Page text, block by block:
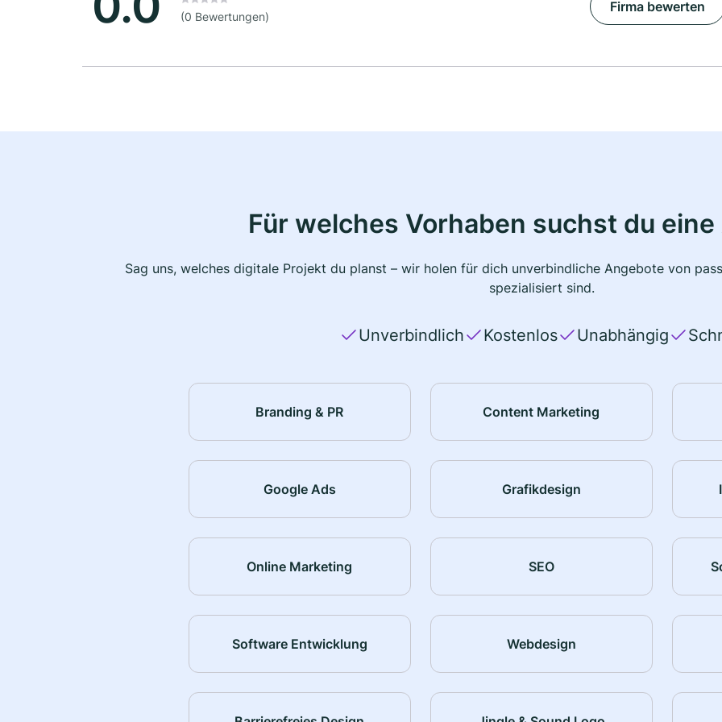
(0 Bewertungen)
Firma bewerten
Für welches Vorhaben suchst du
Sag uns, welches digitale Projekt du planst – wir holen für dich unverbindliche Angebote von
spezialisiert sind.
Unverbindlich Kostenlos Unabhängig
Branding & PR Content Marketing
Google Ads Grafikdesign
Online Marketing SEO
Software Entwicklung Webdesign